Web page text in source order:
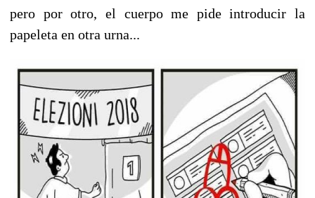
pero por otro, el cuerpo me pide introducir la
papeleta en otra urna...